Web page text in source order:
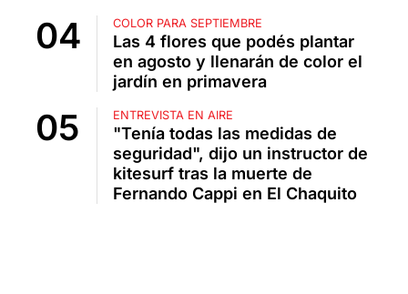
COLOR PARA SEPTIEMBRE
Las 4 flores que podés plantar
en agosto y llenarán de color el
jardín en primavera
ENTREVISTA EN AIRE
"Tenía todas las medidas de
seguridad", dijo un instructor de
kitesurf tras la muerte de
Fernando Cappi en El Chaquito